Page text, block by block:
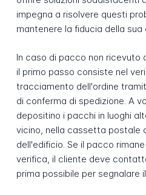
impegna a risolvere questi
mantenere la fiducia della sua
In caso di pacco non ricevuto
il primo passo consiste nel
tracciamento dell'ordine
di conferma di spedizione. A
depositino i pacchi in luoghi
vicino, nella cassetta postale
dell'edificio. Se il pacco
verifica, il cliente deve
prima possibile per segnalare